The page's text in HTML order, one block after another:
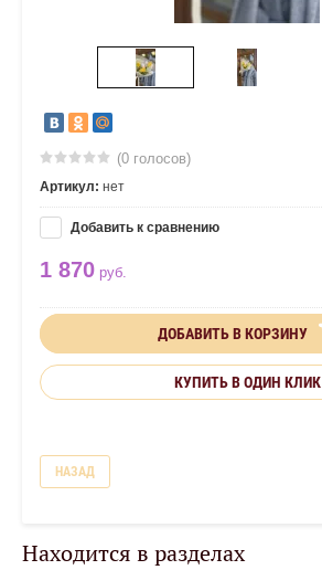
(0 голосов)
Артикул: нет
Добавить к сравнению
1 870 руб.
ДОБАВИТЬ В КОРЗИНУ
КУПИТЬ В ОДИН КЛИК
НАЗАД
Находится в разделах